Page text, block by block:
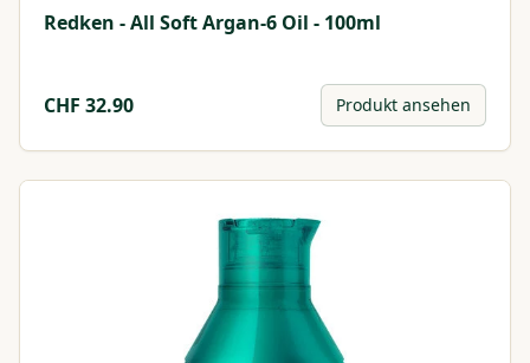
Redken - All Soft Argan-6 Oil - 100ml
CHF 32.90 Produkt ansehen